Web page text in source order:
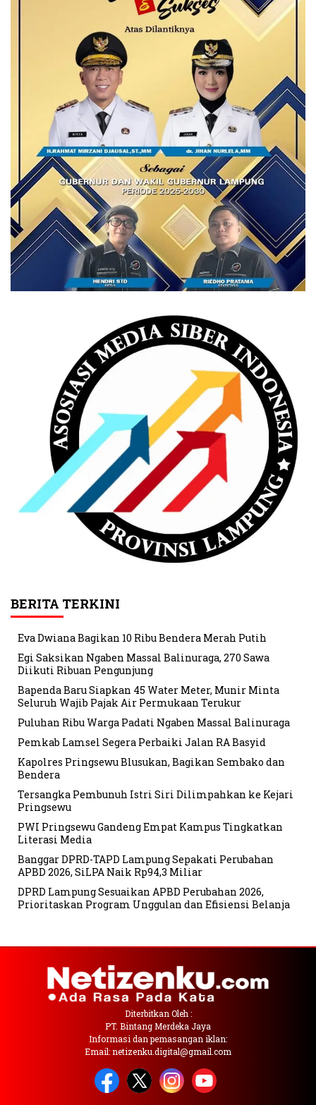
BERITA TERKINI
Eva Dwiana Bagikan 10 Ribu Bendera Merah Putih
Egi Saksikan Ngaben Massal Balinuraga, 270 Sawa
Diikuti Ribuan Pengunjung
Bapenda Baru Siapkan 45 Water Meter, Munir Minta
Seluruh Wajib Pajak Air Permukaan Terukur
Puluhan Ribu Warga Padati Ngaben Massal Balinuraga
Pemkab Lamsel Segera Perbaiki Jalan RA Basyid
Kapolres Pringsewu Blusukan, Bagikan Sembako dan
Bendera
Tersangka Pembunuh Istri Siri Dilimpahkan ke Kejari
Pringsewu
PWI Pringsewu Gandeng Empat Kampus Tingkatkan
Literasi Media
Banggar DPRD-TAPD Lampung Sepakati Perubahan
APBD 2026, SiLPA Naik Rp94,3 Miliar
DPRD Lampung Sesuaikan APBD Perubahan 2026,
Prioritaskan Program Unggulan dan Efisiensi Belanja
Diterbitkan Oleh :
PT. Bintang Merdeka Jaya
Informasi dan pemasangan iklan:
Email: netizenku.digital@gmail.com